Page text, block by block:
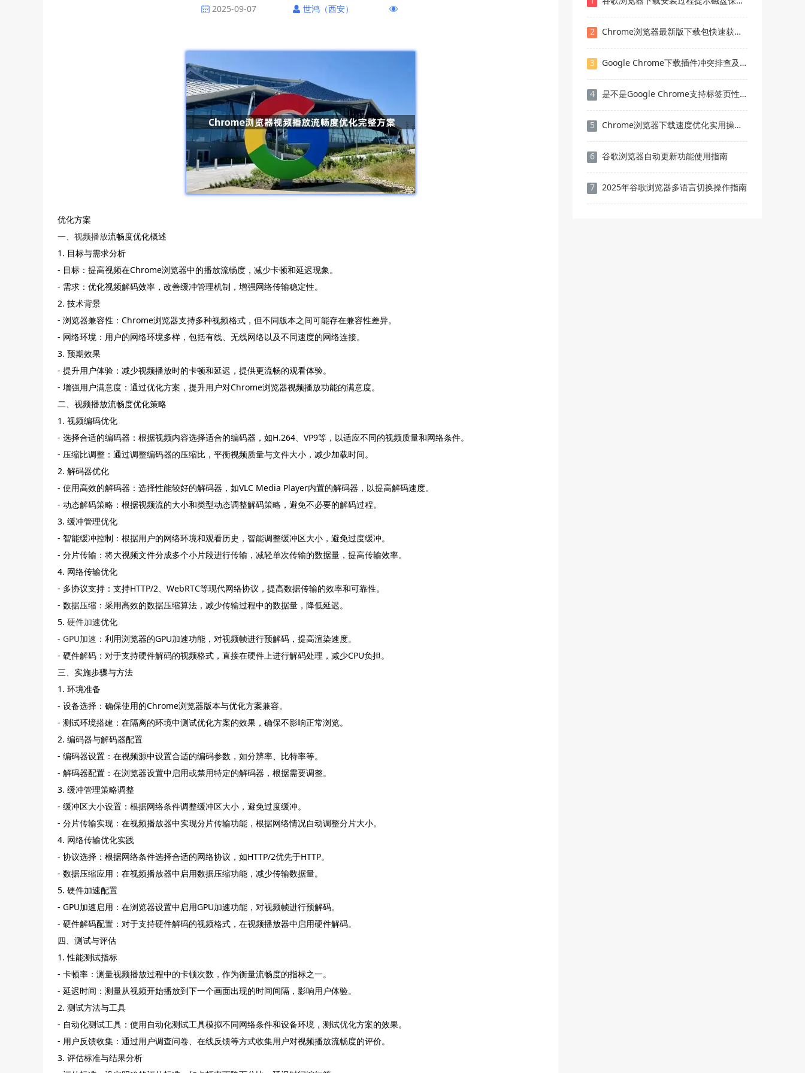
2025-09-07 世鸿（西安）
优化方案
一、 视频播放流畅度优化概述
1. 目标与需求分析
- 目标：提高视频在Chrome浏览器中的播放流畅度，减少卡顿和延迟现象。
- 需求：优化视频解码效率，改善缓冲管理机制，增强网络传输稳定性。
2. 技术背景
- 浏览器兼容性：Chrome浏览器支持多种视频格式，但不同版本之间可能存在兼容性差异。
- 网络环境：用户的网络环境多样，包括有线、无线网络以及不同速度的网络连接。
3. 预期效果
- 提升用户体验：减少视频播放时的卡顿和延迟，提供更流畅的观看体验。
- 增强用户满意度：通过优化方案，提升用户对Chrome浏览器视频播放功能的满意度。
二、视频播放流畅度优化策略
1. 视频编码优化
- 选择合适的编码器：根据视频内容选择适合的编码器，如H.264、VP9等，以适应不同的视频质量和网络条件。
- 压缩比调整：通过调整编码器的压缩比，平衡视频质量与文件大小，减少加载时间。
2. 解码器优化
- 使用高效的解码器：选择性能较好的解码器，如VLC Media Player内置的解码器，以提高解码速度。
- 动态解码策略：根据视频流的大小和类型动态调整解码策略，避免不必要的解码过程。
3. 缓冲管理优化
- 智能缓冲控制：根据用户的网络环境和观看历史，智能调整缓冲区大小，避免过度缓冲。
- 分片传输：将大视频文件分成多个小片段进行传输，减轻单次传输的数据量，提高传输效率。
4. 网络传输优化
- 多协议支持：支持HTTP/2、WebRTC等现代网络协议，提高数据传输的效率和可靠性。
- 数据压缩：采用高效的数据压缩算法，减少传输过程中的数据量，降低延迟。
5. 硬件加速优化
- GPU加速 ：利用浏览器的GPU加速功能，对视频帧进行预解码，提高渲染速度。
- 硬件解码：对于支持硬件解码的视频格式，直接在硬件上进行解码处理，减少CPU负担。
三、实施步骤与方法
1. 环境准备
- 设备选择：确保使用的Chrome浏览器版本与优化方案兼容。
- 测试环境搭建：在隔离的环境中测试优化方案的效果，确保不影响正常浏览。
2. 编码器与解码器配置
- 编码器设置：在视频源中设置合适的编码参数，如分辨率、比特率等。
- 解码器配置：在浏览器设置中启用或禁用特定的解码器，根据需要调整。
3. 缓冲管理策略调整
- 缓冲区大小设置：根据网络条件调整缓冲区大小，避免过度缓冲。
- 分片传输实现：在视频播放器中实现分片传输功能，根据网络情况自动调整分片大小。
4. 网络传输优化实践
- 协议选择：根据网络条件选择合适的网络协议，如HTTP/2优先于HTTP。
- 数据压缩应用：在视频播放器中启用数据压缩功能，减少传输数据量。
5. 硬件加速配置
- GPU加速启用：在浏览器设置中启用GPU加速功能，对视频帧进行预解码。
- 硬件解码配置：对于支持硬件解码的视频格式，在视频播放器中启用硬件解码。
四、测试与评估
1. 性能测试指标
- 卡顿率：测量视频播放过程中的卡顿次数，作为衡量流畅度的指标之一。
- 延迟时间：测量从视频开始播放到下一个画面出现的时间间隔，影响用户体验。
2. 测试方法与工具
- 自动化测试工具：使用自动化测试工具模拟不同网络条件和设备环境，测试优化方案的效果。
- 用户反馈收集：通过用户调查问卷、在线反馈等方式收集用户对视频播放流畅度的评价。
3. 评估标准与结果分析
2 Chrome浏览器最新版下载包快速获取和配置方法
3 Google Chrome下载插件冲突排查及解决方法
4 是不是Google Chrome支持标签页性能隔离机制
5 Chrome浏览器下载速度优化实用操作技巧
6 谷歌浏览器自动更新功能使用指南
7 2025年谷歌浏览器多语言切换操作指南